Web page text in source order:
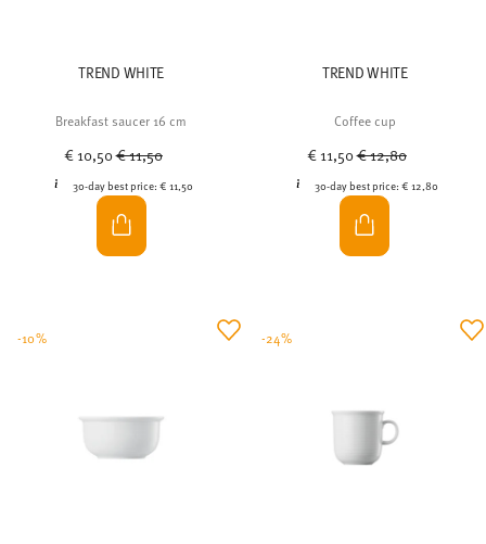
TREND WHITE
Breakfast saucer 16 cm
€ 10,50Price reduced from
€ 11,50
30-day best price:€ 11,50
TREND WHITE
Coffee cup
€ 11,50Price reduced from
€ 12,80
30-day best price:€ 12,80
-10% -24%